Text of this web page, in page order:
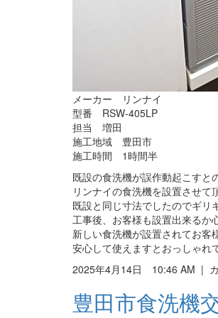
メーカー リンナイ
型番 RSW-405LP
担当 増田
施工地域 豊田市
施工時間 1時間半
既設の食洗機が誤作動起こすと
リンナイの食洗機を設置させて
既設と同じ寸法でしたのでギリ
工事後、お客様も設置出来るか
新しい食洗機が設置されてお客
安心して使えますとおっしゃれ
2025年4月14日 10:46 AM | カ
豊田市食洗機